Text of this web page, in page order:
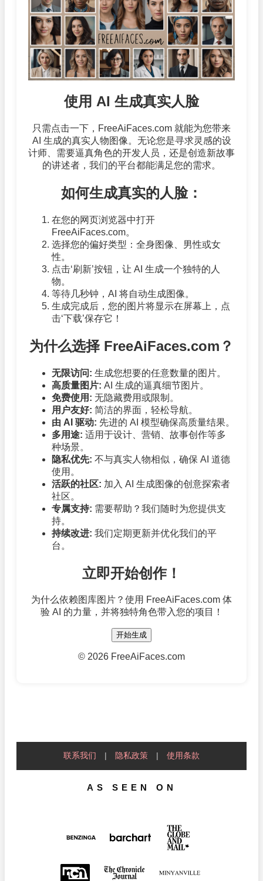
使用 AI 生成真实人脸
只需点击一下，FreeAiFaces.com 就能为您带来
AI 生成的真实人物图像。无论您是寻求灵感的设
计师、需要逼真角色的开发人员，还是创造新故事
的讲述者，我们的平台都能满足您的需求。
如何生成真实的人脸：
在您的网页浏览器中打开
FreeAiFaces.com。
选择您的偏好类型：全身图像、男性或女
性。
点击‘刷新’按钮，让 AI 生成一个独特的人
物。
等待几秒钟，AI 将自动生成图像。
生成完成后，您的图片将显示在屏幕上，点
击‘下载’保存它！
为什么选择 FreeAiFaces.com？
无限访问: 生成您想要的任意数量的图片。
高质量图片: AI 生成的逼真细节图片。
免费使用: 无隐藏费用或限制。
用户友好: 简洁的界面，轻松导航。
由 AI 驱动: 先进的 AI 模型确保高质量结果。
多用途: 适用于设计、营销、故事创作等多
种场景。
隐私优先: 不与真实人物相似，确保 AI 道德
使用。
活跃的社区: 加入 AI 生成图像的创意探索者
社区。
专属支持: 需要帮助？我们随时为您提供支
持。
持续改进: 我们定期更新并优化我们的平
台。
立即开始创作！
为什么依赖图库图片？使用 FreeAiFaces.com 体
验 AI 的力量，并将独特角色带入您的项目！
开始生成
© 2026 FreeAiFaces.com
联系我们 | 隐私政策 | 使用条款
AS SEEN ON